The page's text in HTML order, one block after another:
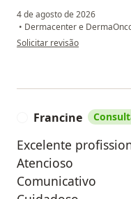
4 de agosto de 2026
• Dermacenter e
na opinião do utilizador G.S.
Solicitar revisão
Francine
Excelente
Atencioso
Comunicativo